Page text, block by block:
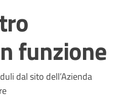
funzione
dal sito dell’Azienda